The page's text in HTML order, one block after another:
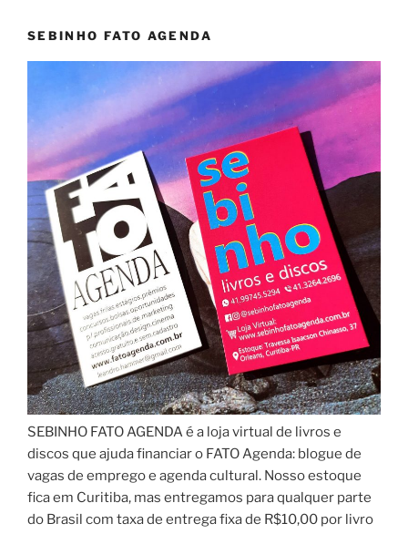
SEBINHO FATO AGENDA
SEBINHO FATO AGENDA é a loja virtual de livros e
discos que ajuda financiar o FATO Agenda: blogue de
vagas de emprego e agenda cultural. Nosso estoque
fica em Curitiba, mas entregamos para qualquer parte
do Brasil com taxa de entrega fixa de R$10,00 por livro